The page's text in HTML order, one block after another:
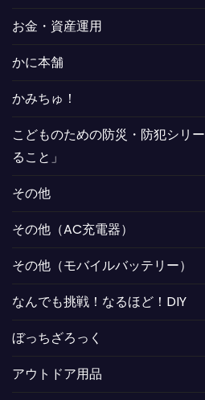
お金・資産運用
かに本舗
かみちゅ！
こどものための防災・防犯シリ
ること」
その他
その他（AC充電器）
その他（モバイルバッテリー）
なんでも挑戦！なるほど！DIY
ぼっちざろっく
アウトドア用品